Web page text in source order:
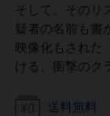
そして、そのリ
疑者の名前も書
映像化もされた
ける、衝撃のク
送料無料